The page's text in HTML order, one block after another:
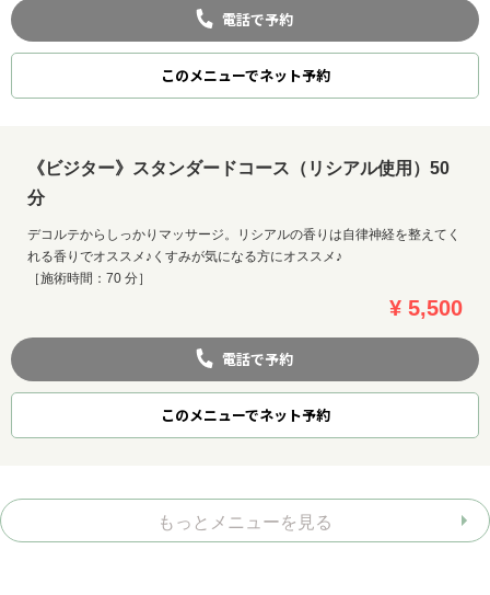
電話で予約
このメニューでネット予約
《ビジター》スタンダードコース（リシアル使用）50
分
デコルテからしっかりマッサージ。リシアルの香りは自律神経を整えてく
れる香りでオススメ♪くすみが気になる方にオススメ♪
［施術時間：70 分］
¥ 5,500
電話で予約
このメニューでネット予約
もっとメニューを見る